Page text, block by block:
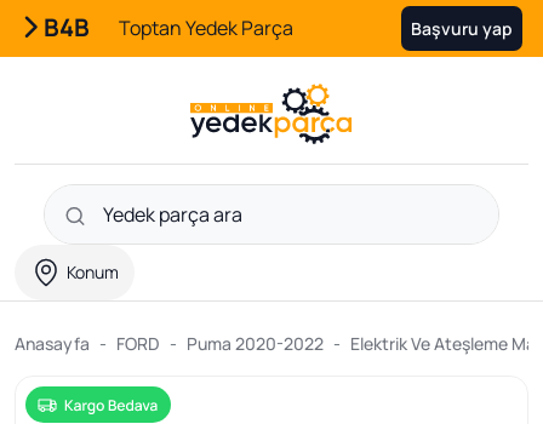
B4B Toptan Yedek Parça Başvuru yap
Konum
Anasayfa FORD Puma 2020-2022 Elektrik Ve Ateşleme